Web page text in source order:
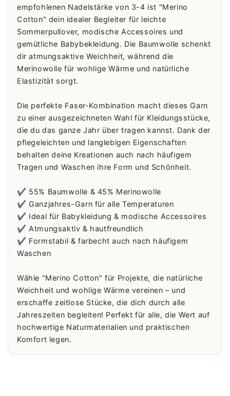
empfohlenen Nadelstärke von 3-4 ist "Merino
Cotton" dein idealer Begleiter für leichte
Sommerpullover, modische Accessoires und
gemütliche Babybekleidung. Die Baumwolle schenkt
dir atmungsaktive Weichheit, während die
Merinowolle für wohlige Wärme und natürliche
Elastizität sorgt.
Die perfekte Faser-Kombination macht dieses Garn
zu einer ausgezeichneten Wahl für Kleidungsstücke,
die du das ganze Jahr über tragen kannst. Dank der
pflegeleichten und langlebigen Eigenschaften
behalten deine Kreationen auch nach häufigem
Tragen und Waschen ihre Form und Schönheit.
✔️ 55% Baumwolle & 45% Merinowolle
✔️ Ganzjahres-Garn für alle Temperaturen
✔️ Ideal für Babykleidung & modische Accessoires
✔️ Atmungsaktiv & hautfreundlich
✔️ Formstabil & farbecht auch nach häufigem
Waschen
Wähle "Merino Cotton" für Projekte, die natürliche
Weichheit und wohlige Wärme vereinen – und
erschaffe zeitlose Stücke, die dich durch alle
Jahreszeiten begleiten! Perfekt für alle, die Wert auf
hochwertige Naturmaterialien und praktischen
Komfort legen.